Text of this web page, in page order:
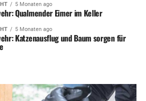
5 Monaten ago
Qualmender Eimer im Keller
5 Monaten ago
Katzenausflug und Baum sorgen für